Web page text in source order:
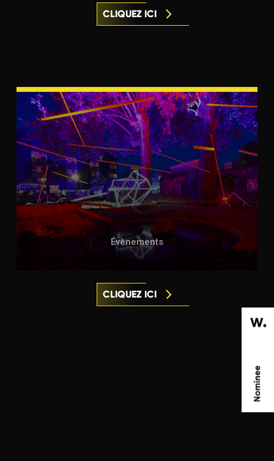
CLIQUEZ ICI
Évènements
CLIQUEZ ICI